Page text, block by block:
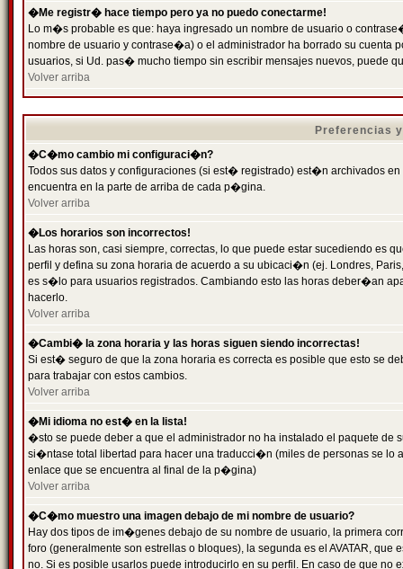
�Me registr� hace tiempo pero ya no puedo conectarme!
Lo m�s probable es que: haya ingresado un nombre de usuario o
nombre de usuario y contrase�a) o el administrador ha borrado su
usuarios, si Ud. pas� mucho tiempo sin escribir mensajes nuevos, puede
Volver arriba
Preferencias
�C�mo cambio mi configuraci�n?
Todos sus datos y configuraciones (si est� registrado) est�n archivados
encuentra en la parte de arriba de cada p�gina.
Volver arriba
�Los horarios son incorrectos!
Las horas son, casi siempre, correctas, lo que puede estar sucediendo es
perfil y defina su zona horaria de acuerdo a su ubicaci�n (ej. Londres,
es s�lo para usuarios registrados. Cambiando esto las horas deber�an
hacerlo.
Volver arriba
�Cambi� la zona horaria y las horas siguen siendo incorrectas!
Si est� seguro de que la zona horaria es correcta es posible que esto se
para trabajar con estos cambios.
Volver arriba
�Mi idioma no est� en la lista!
�sto se puede deber a que el administrador no ha instalado el paquete
si�ntase total libertad para hacer una traducci�n (miles de personas se
enlace que se encuentra al final de la p�gina)
Volver arriba
�C�mo muestro una imagen debajo de mi nombre de usuario?
Hay dos tipos de im�genes debajo de su nombre de usuario, la primera
foro (generalmente son estrellas o bloques), la segunda es el AVATAR,
no. Si es posible usarlos puede introducirlo en su perfil. En caso de que